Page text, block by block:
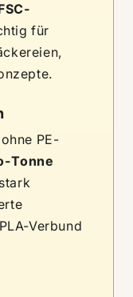
für
PE-
Tonne
Verbund